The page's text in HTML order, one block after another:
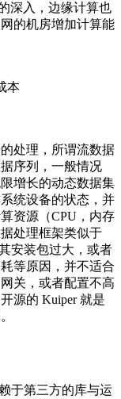
深入，边缘计算也
的机房增加计算能
本
处理，所谓流数据
序列，一般情况
增长的动态数据集
统设备的状态，并
资源（CPU，内存
处理框架类似于
安装包过大，或者
等原因，并不适合
关，或者配置不高
源的 Kuiper 就是
于第三方的库与运